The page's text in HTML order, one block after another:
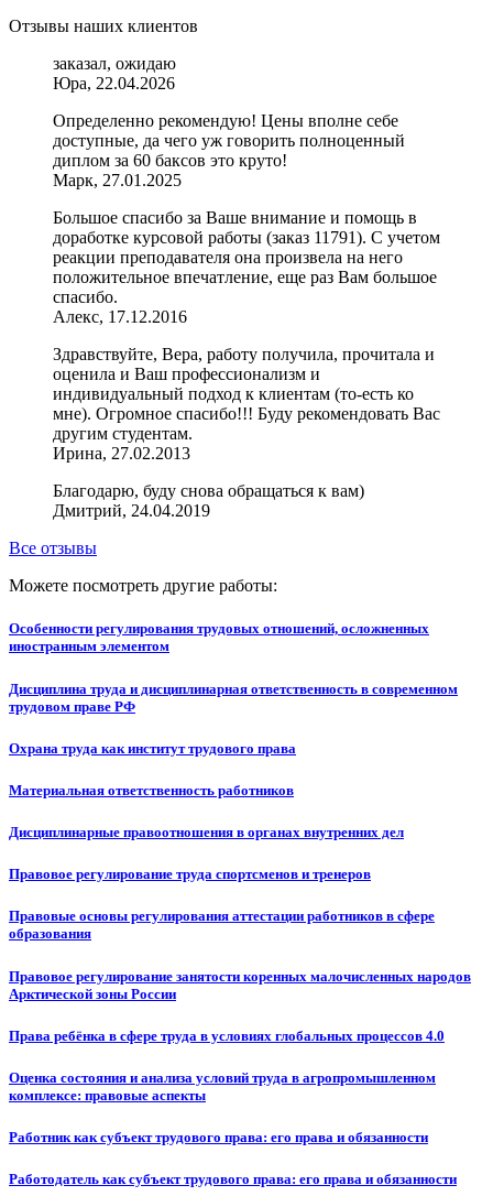
Отзывы наших клиентов
заказал, ожидаю
Юра, 22.04.2026
Определенно рекомендую! Цены вполне себе
доступные, да чего уж говорить полноценный
диплом за 60 баксов это круто!
Марк, 27.01.2025
Большое спасибо за Ваше внимание и помощь в
доработке курсовой работы (заказ 11791). С учетом
реакции преподавателя она произвела на него
положительное впечатление, еще раз Вам большое
спасибо.
Алекс, 17.12.2016
Здравствуйте, Вера, работу получила, прочитала и
оценила и Ваш профессионализм и
индивидуальный подход к клиентам (то-есть ко
мне). Огромное спасибо!!! Буду рекомендовать Вас
другим студентам.
Ирина, 27.02.2013
Благодарю, буду снова обращаться к вам)
Дмитрий, 24.04.2019
Все отзывы
Можете посмотреть другие работы:
Особенности регулирования трудовых отношений, осложненных
иностранным элементом
Дисциплина труда и дисциплинарная ответственность в современном
трудовом праве РФ
Охрана труда как институт трудового права
Материальная ответственность работников
Дисциплинарные правоотношения в органах внутренних дел
Правовое регулирование труда спортсменов и тренеров
Правовые основы регулирования аттестации работников в сфере
образования
Правовое регулирование занятости коренных малочисленных народов
Арктической зоны России
Права ребёнка в сфере труда в условиях глобальных процессов 4.0
Оценка состояния и анализа условий труда в агропромышленном
комплексе: правовые аспекты
Работник как субъект трудового права: его права и обязанности
Работодатель как субъект трудового права: его права и обязанности